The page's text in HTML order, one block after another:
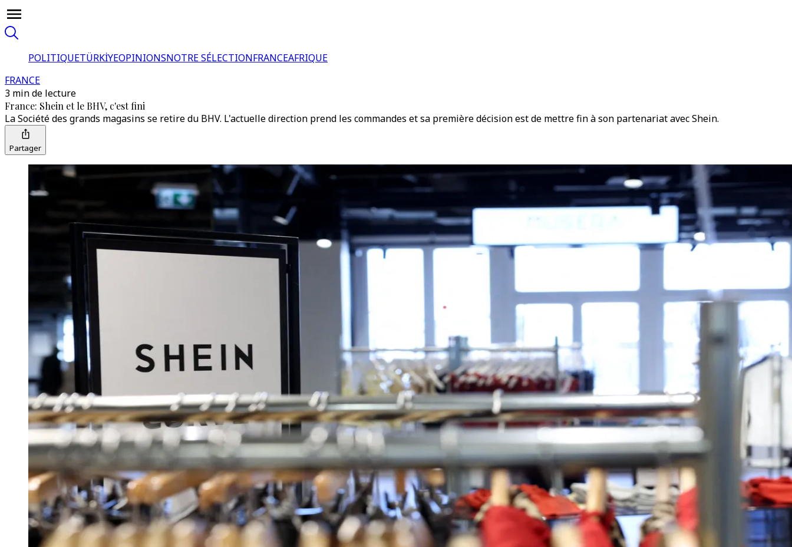
POLITIQUETÜRKİYEOPINIONSNOTRE SÉLECTIONFRANCEAFRIQUE
FRANCE
3 min de lecture
France: Shein et le BHV, c'est fini
La Société des grands magasins se retire du BHV. L'actuelle direction prend les commandes et sa première décision est de mettre fin à son partenariat avec Shein.
Partager